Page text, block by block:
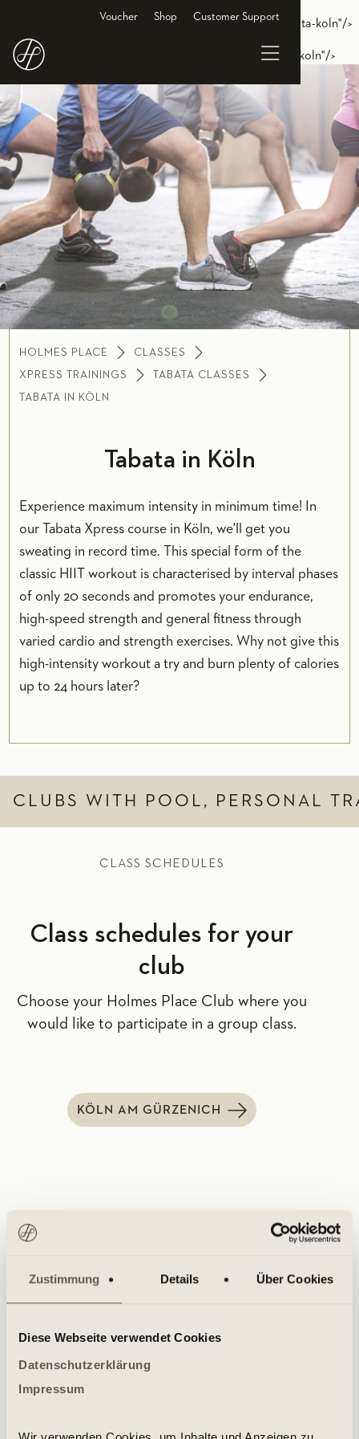
Zustimmung Details Über Cookies
Diese Webseite verwendet Cookies
Datenschutzerklärung
Impressum
href="https://www.holmesplace.de/gruppenkurse-cl/tabata-koln"/>
<link rel="alternate" hreflang="en-DE"
href="https://en.holmesplace.de/groupclasses-cl/tabata-koln"/>
Voucher Shop Customer Support
HOLMES PLACE
CLASSES
XPRESS TRAININGS
TABATA CLASSES
TABATA IN KÖLN
Tabata in Köln
Experience maximum intensity in minimum time! In
our Tabata Xpress course in Köln, we'll get you
sweating in record time. This special form of the
classic HIIT workout is characterised by interval phases
of only 20 seconds and promotes your endurance,
high-speed strength and general fitness through
varied cardio and strength exercises. Why not give this
high-intensity workout a try and burn plenty of calories
up to 24 hours later?
CLUBS WITH POOL, PERSONAL
CLASS SCHEDULES
Class schedules for your
club
Choose your Holmes Place Club where you
would like to participate in a group class.
KÖLN AM GÜRZENICH
GROUP CLASSES AT HOLMES PLACE